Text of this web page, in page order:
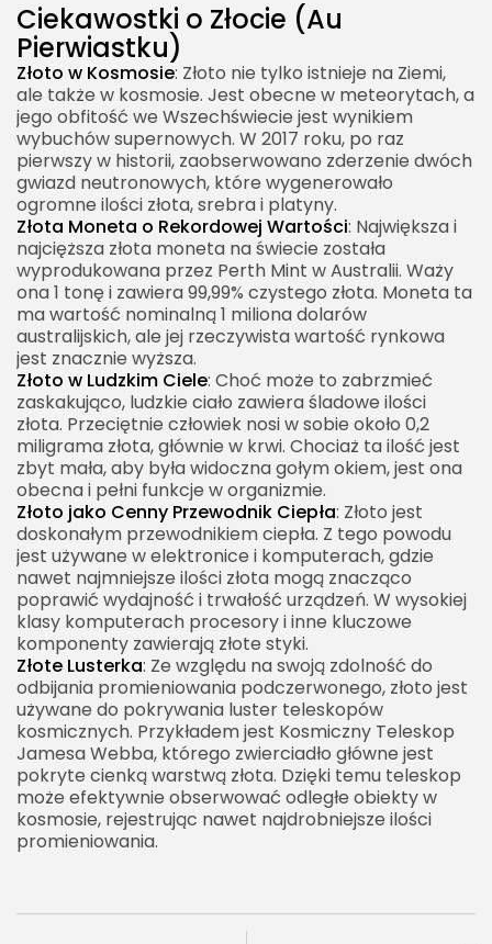
Ciekawostki o Złocie (Au
Pierwiastku)
Złoto w Kosmosie: Złoto nie tylko istnieje na Ziemi,
ale także w kosmosie. Jest obecne w meteorytach, a
jego obfitość we Wszechświecie jest wynikiem
wybuchów supernowych. W 2017 roku, po raz
pierwszy w historii, zaobserwowano zderzenie dwóch
gwiazd neutronowych, które wygenerowało
ogromne ilości złota, srebra i platyny.
Złota Moneta o Rekordowej Wartości: Największa i
najcięższa złota moneta na świecie została
wyprodukowana przez Perth Mint w Australii. Waży
ona 1 tonę i zawiera 99,99% czystego złota. Moneta ta
ma wartość nominalną 1 miliona dolarów
australijskich, ale jej rzeczywista wartość rynkowa
jest znacznie wyższa.
Złoto w Ludzkim Ciele: Choć może to zabrzmieć
zaskakująco, ludzkie ciało zawiera śladowe ilości
złota. Przeciętnie człowiek nosi w sobie około 0,2
miligrama złota, głównie w krwi. Chociaż ta ilość jest
zbyt mała, aby była widoczna gołym okiem, jest ona
obecna i pełni funkcje w organizmie.
Złoto jako Cenny Przewodnik Ciepła: Złoto jest
doskonałym przewodnikiem ciepła. Z tego powodu
jest używane w elektronice i komputerach, gdzie
nawet najmniejsze ilości złota mogą znacząco
poprawić wydajność i trwałość urządzeń. W wysokiej
klasy komputerach procesory i inne kluczowe
komponenty zawierają złote styki.
Złote Lusterka: Ze względu na swoją zdolność do
odbijania promieniowania podczerwonego, złoto jest
używane do pokrywania luster teleskopów
kosmicznych. Przykładem jest Kosmiczny Teleskop
Jamesa Webba, którego zwierciadło główne jest
pokryte cienką warstwą złota. Dzięki temu teleskop
może efektywnie obserwować odległe obiekty w
kosmosie, rejestrując nawet najdrobniejsze ilości
promieniowania.